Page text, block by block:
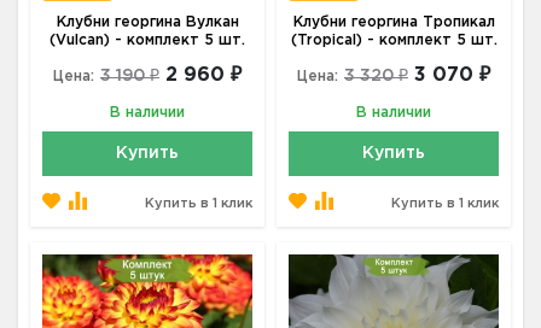
Клубни георгина Вулкан
(Vulcan) - комплект 5 шт.
Цена: 3 190 ₽ 2 960 ₽
В наличии
Купить
Купить в 1 клик
Клубни георгина Тропикал
(Tropical) - комплект 5 шт.
Цена: 3 320 ₽ 3 070 ₽
В наличии
Купить
Купить в 1 клик